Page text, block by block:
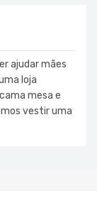
ajudar mães
loja
mesa e
vestir uma